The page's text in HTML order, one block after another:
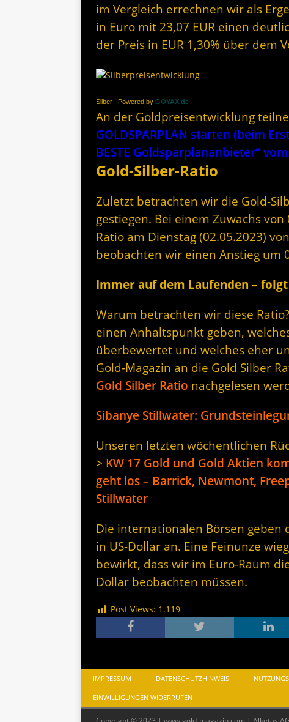
im Vergleich errechnen wir als
in Euro mit 23,07 EUR einen
der Preis in EUR 1,30% über dem
Silber | Powered by GOYAX.de
An der Goldpreisentwicklung
GOLDSPARPLAN starten (beim
BESTE Goldsparplananbieter“ vom
Gold-Silber-Ratio
Zuletzt betrachten wir die Gold-
gestiegen. Bei einem Zuwachs
Ratio am Dienstag (02.05.2023)
beobachten wir einen Anstieg um
Immer auf dem Laufenden –
Warum betrachten wir diese
einen Anhaltspunkt geben,
überbewertet und welches eher
Gold-Magazin an die Gold Silber
Gold Silber Ratio nachgelesen
Sibanye Stillwater:
Unseren letzten wöchentlichen
> KW 17 Gold und Gold Aktien
geht los – Barrick, Newmont,
Stillwater
Die internationalen Börsen geben
in US-Dollar an. Eine Feinunze
bewirkt, dass wir im Euro-Raum
Dollar beobachten müssen.
Post Views: 1.119
IMPRESSUM DATENSCHUTZHINWEIS
EINWILLIGUNGEN WIDERRUFEN